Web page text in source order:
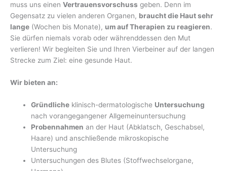
muss uns einen Vertrauensvorschuss geben. Denn im
Gegensatz zu vielen anderen Organen, braucht die Haut sehr
lange (Wochen bis Monate), um auf Therapien zu reagieren.
Sie dürfen niemals vorab oder währenddessen den Mut
verlieren! Wir begleiten Sie und Ihren Vierbeiner auf der langen
Strecke zum Ziel: eine gesunde Haut.
Wir bieten an:
Gründliche klinisch-dermatologische Untersuchung
nach vorangegangener Allgemeinuntersuchung
Probennahmen an der Haut (Abklatsch, Geschabsel,
Haare) und anschließende mikroskopische
Untersuchung
Untersuchungen des Blutes (Stoffwechselorgane,